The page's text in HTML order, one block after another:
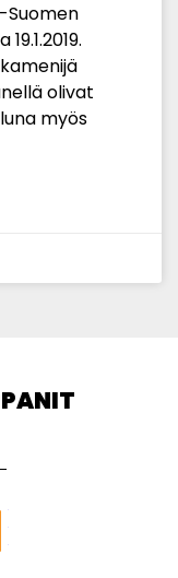
Suomen
olivat
myös